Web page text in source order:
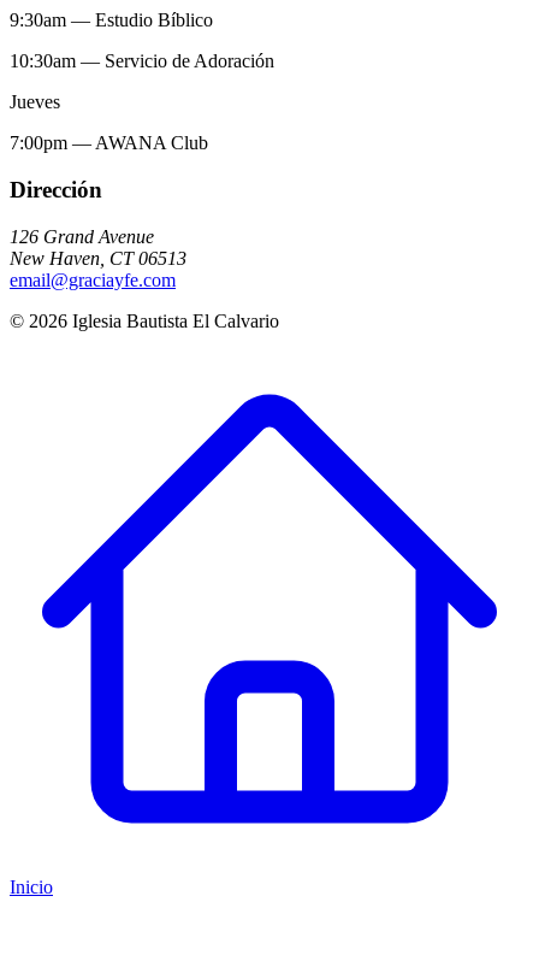
9:30am — Estudio Bíblico
10:30am — Servicio de Adoración
Jueves
7:00pm — AWANA Club
Dirección
126 Grand Avenue
New Haven CT 06513
email@graciayfe.com
© 2026 Iglesia Bautista El Calvario
Inicio